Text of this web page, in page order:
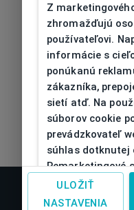
Z
zhromažďujú
používateľovi.
informácie s
ponúkanú
zákazníka,
sietí atď. Na
súborov cookie
prevádzkovateľ
súhlas dotknutej
Remarketingové
je možné bez
používať
ULOŽIŤ
NASTAVENIA